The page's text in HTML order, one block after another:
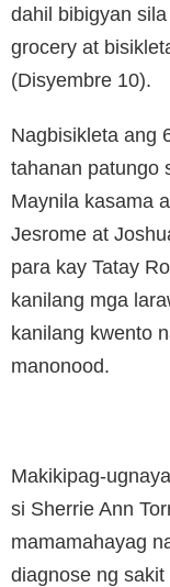
dahil bibigyan
grocery at
(Disyembre 10).
Nagbisikleta ang
tahanan patungo
Maynila kasama
Jesrome at
para kay Tatay
kanilang mga
kanilang kwento
manonood.
Makikipag-
si Sherrie Ann
mamamahayag
diagnose ng